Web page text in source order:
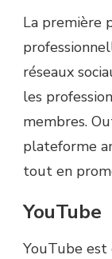
La première
réseaux
les
membres.
plateforme
tout en
YouTube
YouTube